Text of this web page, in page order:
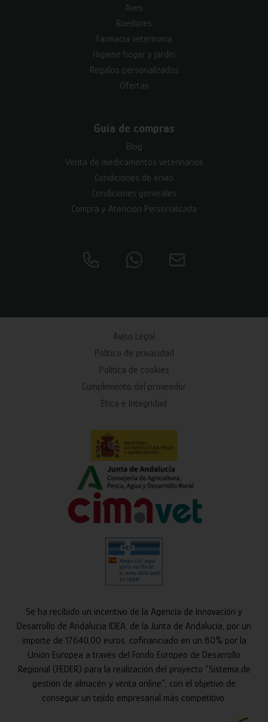
Aves
Roedores
Farmacia veterinaria
Higiene hogar y jardín
Regalos personalizados
Ofertas
Guía de compras
Blog
Venta de medicamentos veterinarios
Condiciones de envío
Condiciones generales
Compra y Atención Personalizada
Aviso Legal
Política de privacidad
Política de cookies
Cumplimiento del proveedor
Ética e Integridad
Se ha recibido un incentivo de la Agencia de Innovación y
Desarrollo de Andalucía IDEA, de la Junta de Andalucía, por un
importe de 17.640,00 euros, cofinanciado en un 80% por la
Unión Europea a través del Fondo Europeo de Desarrollo
Regional (FEDER) para la realización del proyecto “Sistema de
gestión de almacén y venta online”, con el objetivo de
conseguir un tejido empresarial más competitivo.